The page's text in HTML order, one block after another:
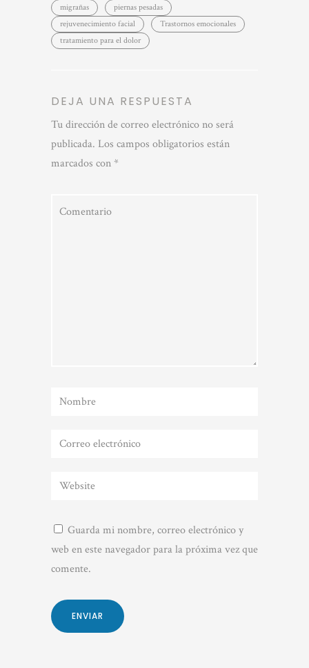
migrañas
piernas pesadas
rejuvenecimiento facial
Trastornos emocionales
tratamiento para el dolor
DEJA UNA RESPUESTA
Tu dirección de correo electrónico no será
publicada. Los campos obligatorios están
marcados con *
Guarda mi nombre, correo electrónico y
web en este navegador para la próxima vez que
comente.